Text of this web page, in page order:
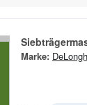
Marke: